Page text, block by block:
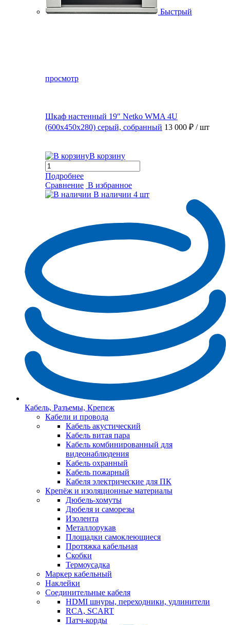
Быстрый
просмотр
Шкаф настенный 19″ Netko WMA 4U
(600x450x280) серый, собранный 13 000 ₽ / шт
В корзину
Подробнее
Сравнение В избранное
В наличии 4 шт
Кабель, Разъемы, Крепеж
Кабели и провода
Кабель акустический
Кабель витая пара
Кабель комбинированный для
видеонаблюдения
Кабель охранный
Кабель пожарный
Кабеля электрические для ПК
Крепёж и изоляционные материалы
Дюбель-хомуты
Дюбеля и саморезы
Изолента
Металлорукав
Площадки самоклеющиеся
Протяжка кабельная
Скобки
Термоусадка
Маркер кабельный
Наклейки
Соединительные кабеля
HDMI шнуры, переходники, удлинители
RCA, SCART
Патч-корды